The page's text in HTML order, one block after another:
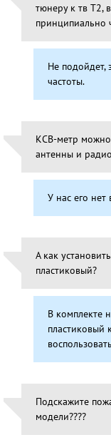
тюнеру к тв T2,
принципиально
Не подойдет,
частоты.
КСВ-метр можно
антенны и
У нас его нет
А как
пластиковый?
В комплекте
пластиковый
Подскажите
модели????